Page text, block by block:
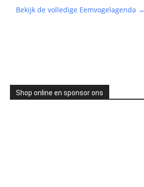
Bekijk de volledige Eemvogelagenda →
Shop online en sponsor ons